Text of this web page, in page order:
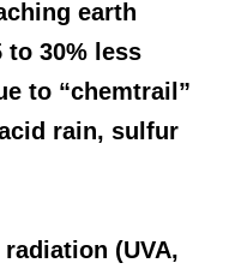
earth
to 30% less
to “chemtrail”
rain, sulfur
(UVA,